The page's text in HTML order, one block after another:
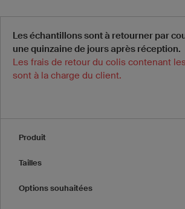
Les échantillons sont à retourner par
une quinzaine de jours après réception.
Les frais de retour du colis contenant
sont à la charge du client.
Produit
Tailles
Options souhaitées